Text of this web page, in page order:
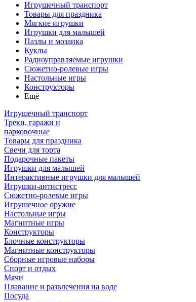
Игрушечный транспорт
Товары для праздника
Мягкие игрушки
Игрушки для малышей
Пазлы и мозаика
Куклы
Радиоуправляемые игрушки
Сюжетно-ролевые игры
Настольные игры
Конструкторы
Ещё
Игрушечный транспорт
Треки, гаражи и
парковочные
Товары для праздника
Свечи для торта
Подарочные пакеты
Игрушки для малышей
Интерактивные игрушки для малышей
Игрушки-антистресс
Сюжетно-ролевые игры
Игрушечное оружие
Настольные игры
Магнитные игры
Конструкторы
Блочные конструкторы
Магнитные конструкторы
Сборные игровые наборы
Спорт и отдых
Мячи
Плавание и развлечения на воде
Посуда